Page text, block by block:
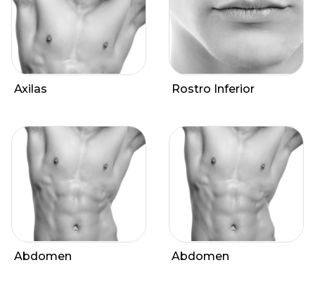
Axilas Rostro Inferior
Abdomen Abdomen